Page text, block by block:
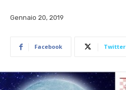
Gennaio 20, 2019
Facebook Twitter